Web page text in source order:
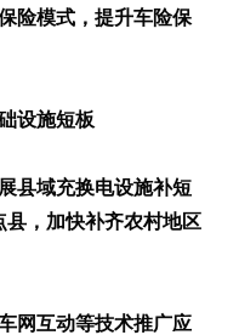
险模式，提升车险保
设施短板
县域充换电设施补短
县，加快补齐农村地区
网互动等技术推广应